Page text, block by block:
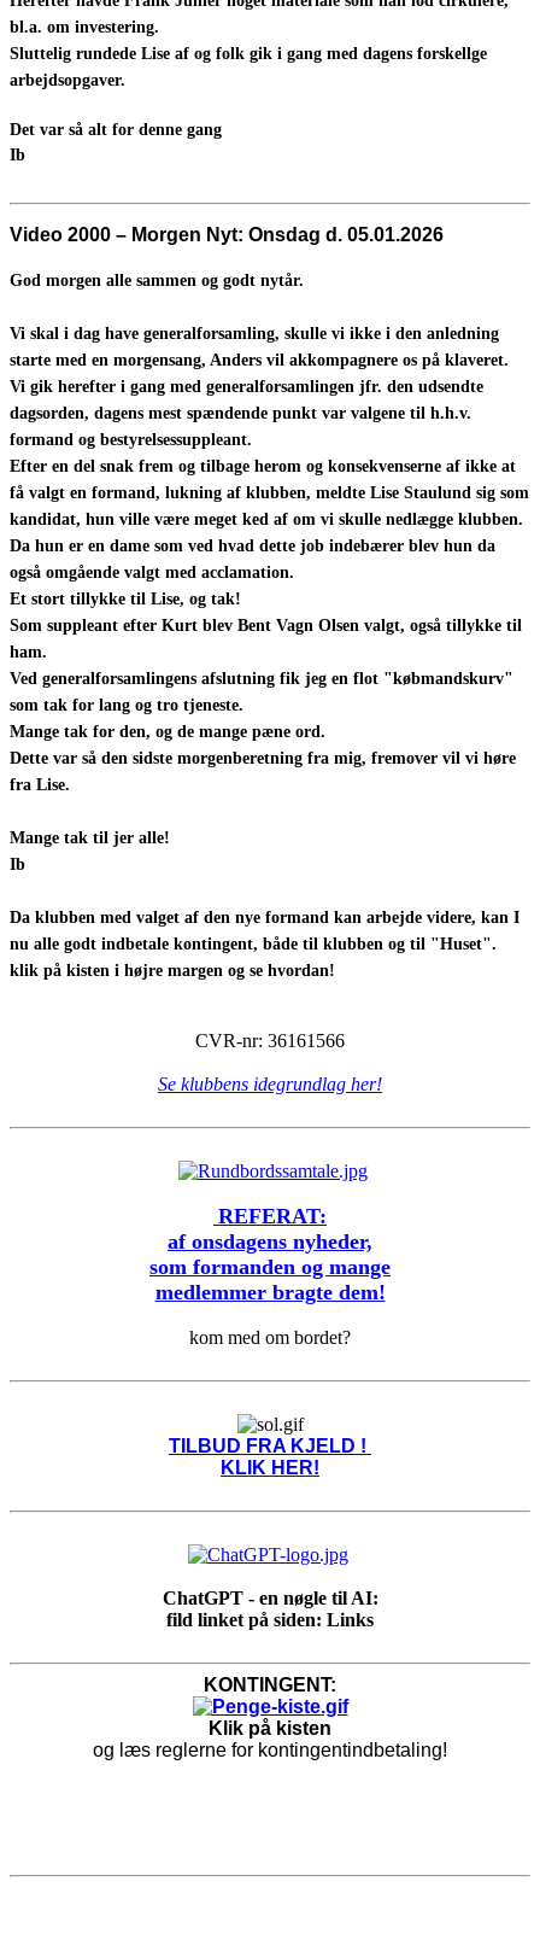
bl.a. om investering.
Sluttelig rundede Lise af og folk gik i gang med dagens forskellge
arbejdsopgaver.
Det var så alt for denne gang
Ib
Video 2000 – Morgen Nyt: Onsdag d. 05.01.2026
God morgen alle sammen og godt nytår.
Vi skal i dag have generalforsamling, skulle vi ikke i den anledning
starte med en morgensang, Anders vil akkompagnere os på klaveret.
Vi gik herefter i gang med generalforsamlingen jfr. den udsendte
dagsorden, dagens mest spændende punkt var valgene til h.h.v.
formand og bestyrelsessuppleant.
Efter en del snak frem og tilbage herom og konsekvenserne af ikke at
få valgt en formand, lukning af klubben, meldte Lise Staulund sig som
kandidat, hun ville være meget ked af om vi skulle nedlægge klubben.
Da hun er en dame som ved hvad dette job indebærer blev hun da
også omgående valgt med acclamation.
Et stort tillykke til Lise, og tak!
Som suppleant efter Kurt blev Bent Vagn Olsen valgt, også tillykke til
ham.
Ved generalforsamlingens afslutning fik jeg en flot "købmandskurv"
som tak for lang og tro tjeneste.
Mange tak for den, og de mange pæne ord.
Dette var så den sidste morgenberetning fra mig, fremover vil vi høre
fra Lise.
Mange tak til jer alle!
Ib
Da klubben med valget af den nye formand kan arbejde videre, kan I
nu alle godt indbetale kontingent, både til klubben og til "Huset".
klik på kisten i højre margen og se hvordan!
CVR-nr: 36161566
Se klubbens idegrundlag her!
REFERAT:
af onsdagens nyheder,
som formanden og mange
medlemmer bragte dem!
kom med om bordet?
TILBUD FRA KJELD !
KLIK HER!
ChatGPT - en nøgle til AI:
fild linket på siden: Links
KONTINGENT:
Klik på kisten
og læs reglerne for kontingentindbetaling!